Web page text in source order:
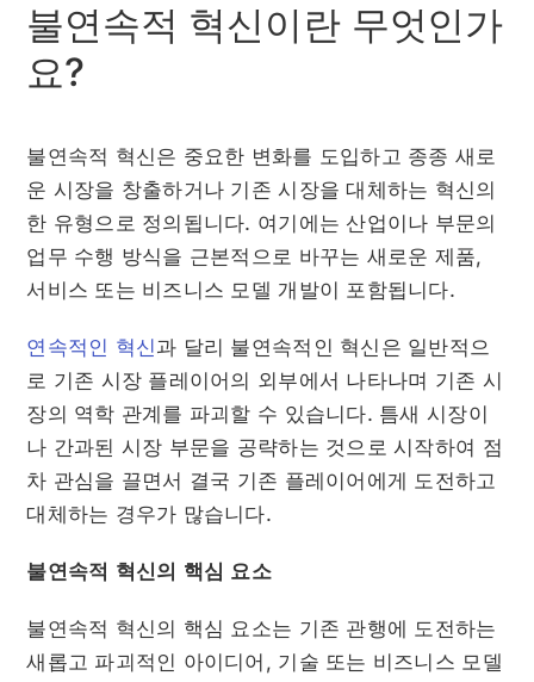
불연속적 혁신이란 무엇인가
요?
불연속적 혁신은 중요한 변화를 도입하고 종종 새로
운 시장을 창출하거나 기존 시장을 대체하는 혁신의
한 유형으로 정의됩니다. 여기에는 산업이나 부문의
업무 수행 방식을 근본적으로 바꾸는 새로운 제품,
서비스 또는 비즈니스 모델 개발이 포함됩니다.
연속적인 혁신과 달리 불연속적인 혁신은 일반적으
로 기존 시장 플레이어의 외부에서 나타나며 기존 시
장의 역학 관계를 파괴할 수 있습니다. 틈새 시장이
나 간과된 시장 부문을 공략하는 것으로 시작하여 점
차 관심을 끌면서 결국 기존 플레이어에게 도전하고
대체하는 경우가 많습니다.
불연속적 혁신의 핵심 요소
불연속적 혁신의 핵심 요소는 기존 관행에 도전하는
새롭고 파괴적인 아이디어, 기술 또는 비즈니스 모델